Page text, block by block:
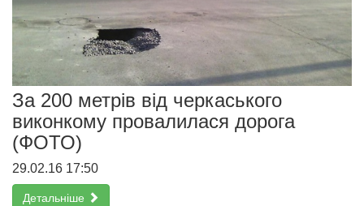
За 200 метрів від черкаського
виконкому провалилася дорога
(ФОТО)
29.02.16 17:50
Детальніше